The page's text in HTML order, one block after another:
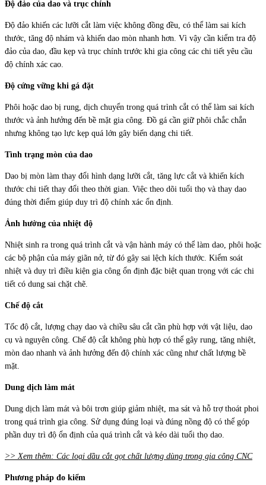
Độ đảo của dao và trục chính
Độ đảo khiến các lưỡi cắt làm việc không đồng đều, có thể làm sai kích
thước, tăng độ nhám và khiến dao mòn nhanh hơn. Vì vậy cần kiểm tra độ
đảo của dao, đầu kẹp và trục chính trước khi gia công các chi tiết yêu cầu
độ chính xác cao.
Độ cứng vững khi gá đặt
Phôi hoặc dao bị rung, dịch chuyển trong quá trình cắt có thể làm sai kích
thước và ảnh hưởng đến bề mặt gia công. Đồ gá cần giữ phôi chắc chắn
nhưng không tạo lực kẹp quá lớn gây biến dạng chi tiết.
Tình trạng mòn của dao
Dao bị mòn làm thay đổi hình dạng lưỡi cắt, tăng lực cắt và khiến kích
thước chi tiết thay đổi theo thời gian. Việc theo dõi tuổi thọ và thay dao
đúng thời điểm giúp duy trì độ chính xác ổn định.
Ảnh hưởng của nhiệt độ
Nhiệt sinh ra trong quá trình cắt và vận hành máy có thể làm dao, phôi hoặc
các bộ phận của máy giãn nở, từ đó gây sai lệch kích thước. Kiểm soát
nhiệt và duy trì điều kiện gia công ổn định đặc biệt quan trọng với các chi
tiết có dung sai chặt chẽ.
Chế độ cắt
Tốc độ cắt, lượng chạy dao và chiều sâu cắt cần phù hợp với vật liệu, dao
cụ và nguyên công. Chế độ cắt không phù hợp có thể gây rung, tăng nhiệt,
mòn dao nhanh và ảnh hưởng đến độ chính xác cũng như chất lượng bề
mặt.
Dung dịch làm mát
Dung dịch làm mát và bôi trơn giúp giảm nhiệt, ma sát và hỗ trợ thoát phoi
trong quá trình gia công. Sử dụng đúng loại và đúng nồng độ có thể góp
phần duy trì độ ổn định của quá trình cắt và kéo dài tuổi thọ dao.
>> Xem thêm: Các loại dầu cắt gọt chất lượng dùng trong gia công CNC
Phương pháp đo kiểm